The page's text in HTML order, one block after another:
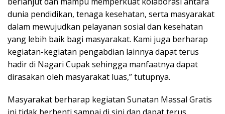
dunia pendidikan, tenaga kesehatan, serta masyarakat
dalam mewujudkan pelayanan sosial dan kesehatan
yang lebih baik bagi masyarakat. Kami juga berharap
kegiatan-kegiatan pengabdian lainnya dapat terus
hadir di Nagari Cupak sehingga manfaatnya dapat
dirasakan oleh masyarakat luas,” tutupnya.
Masyarakat berharap kegiatan Sunatan Massal Gratis